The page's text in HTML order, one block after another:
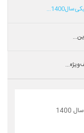
1400...
ویژه...